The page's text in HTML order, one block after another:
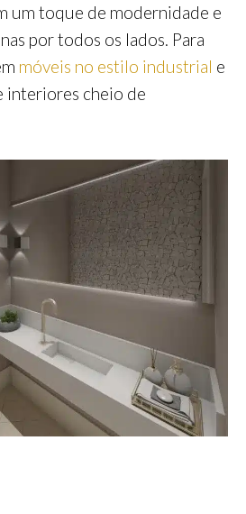
um toque de modernidade e
por todos os lados. Para
móveis no estilo industrial e
interiores cheio de